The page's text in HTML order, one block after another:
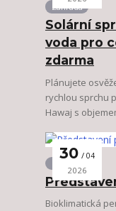
Zahrada
Solární
voda pro
zdarma
Plánujete
rychlou sprchu
Hawaj s
30 04
2026
Bioklimatická